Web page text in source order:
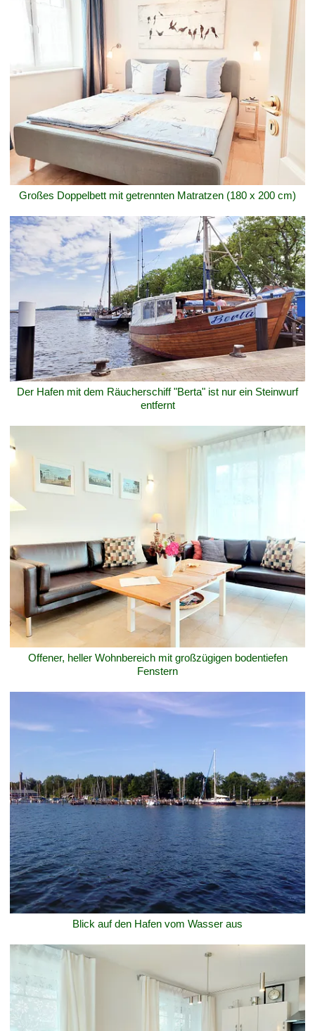
Großes Doppelbett mit getrennten Matratzen (180 x 200 cm)
Der Hafen mit dem Räucherschiff "Berta" ist nur ein Steinwurf
entfernt
Offener, heller Wohnbereich mit großzügigen bodentiefen
Fenstern
Blick auf den Hafen vom Wasser aus